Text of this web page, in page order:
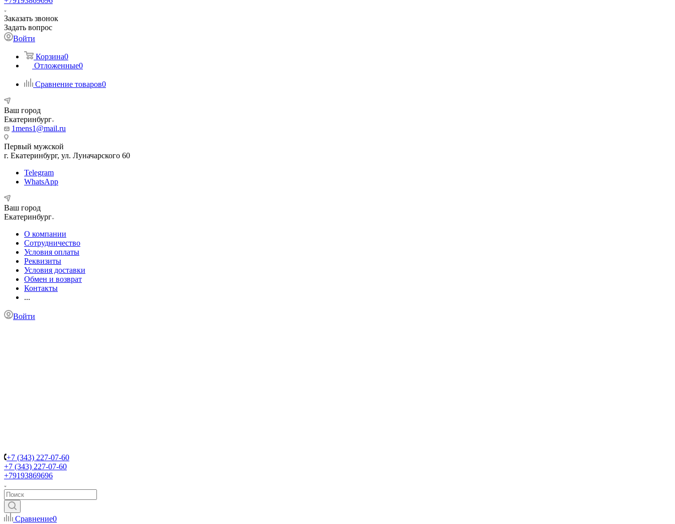
Заказать звонок
Задать вопрос
Войти
Корзина0
Отложенные0
Сравнение товаров0
Ваш город
Екатеринбург
1mens1@mail.ru
Первый мужской
г. Екатеринбург, ул. Луначарского 60
Telegram
WhatsApp
Ваш город
Екатеринбург
О компании
Сотрудничество
Условия оплаты
Реквизиты
Условия доставки
Обмен и возврат
Контакты
...
Войти
+7 (343) 227-07-60
+7 (343) 227-07-60
+79193869696
Сравнение0